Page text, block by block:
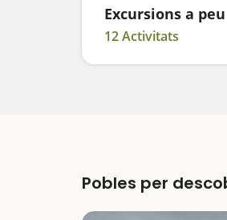
Excursions a peu
12 Activitats
Pobles per